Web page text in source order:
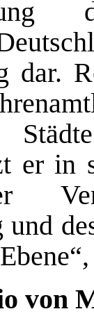
dar.
er
von